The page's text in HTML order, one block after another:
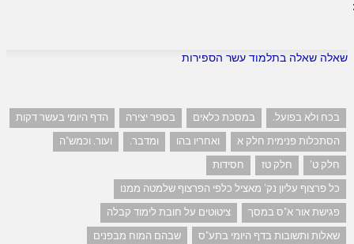
שאלה שאלה בתלמוד עשר הספירות
בכח ולא בפועל. במסכת כלאים בספר יצירה
הדף היומי בעשר דקות
הסתכלות פנימית חלק א
ואחריו בהו ומדבר.
ועור. וכמש"ה
חלק ט'
חלק טז
חסידות
כל פרצוף עליון נק' מאציל כלפי הפרצוף שלמטה ממנו
פגישת אור א"ס במסך
ציטוטים על חובת לימוד קבלה
שאלות ותשובות בדף היומי בתע"ס
שבהם המוח מבפנים